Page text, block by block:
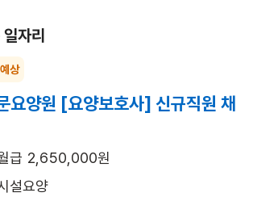
자리
상
요양원 [요양보호사] 신규직원 채
급 2,650,000원
설요양